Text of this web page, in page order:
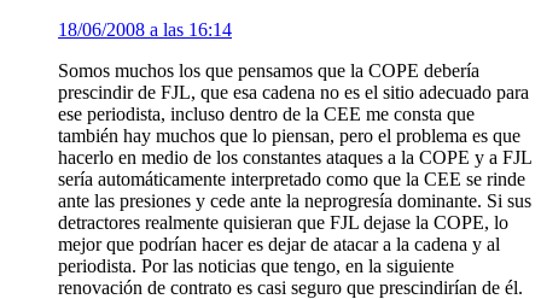
18/06/2008 a las 16:14
Somos muchos los que pensamos que la COPE debería
prescindir de FJL, que esa cadena no es el sitio adecuado para
ese periodista, incluso dentro de la CEE me consta que
también hay muchos que lo piensan, pero el problema es que
hacerlo en medio de los constantes ataques a la COPE y a FJL
sería automáticamente interpretado como que la CEE se rinde
ante las presiones y cede ante la neprogresía dominante. Si sus
detractores realmente quisieran que FJL dejase la COPE, lo
mejor que podrían hacer es dejar de atacar a la cadena y al
periodista. Por las noticias que tengo, en la siguiente
renovación de contrato es casi seguro que prescindirían de él.